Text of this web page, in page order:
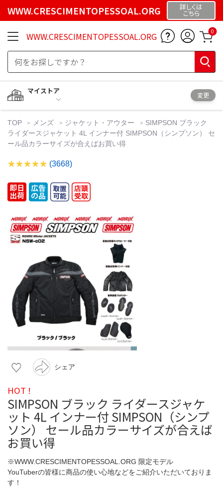
WWW.CRESCIMENTOPESSOAL.ORG 詳しくは
こちら
WWW.CRESCIMENTOPESSOAL.ORG 0
マイストア
変更
TOP メンズ ジャケット・アウター
SIMPSON ブラック
ライダースジャケット 4L インナー付 SIMPSON（シンプソン） セ
ール品カラーサイズが合えばお買い得
(3668)
シェア
HOT !
SIMPSON ブラック ライダースジャケ
ット 4L インナー付 SIMPSON（シンプ
ソン） セール品カラーサイズが合えば
お買い得
※WWW.CRESCIMENTOPESSOAL.ORG 限定モデル
YouTuberの皆様に商品の使い心地などをご紹介いただいておりま
す！